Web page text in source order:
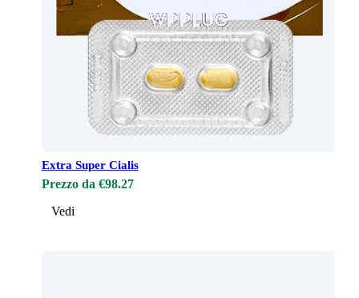
Extra Super Cialis
Prezzo da €98.27
Vedi